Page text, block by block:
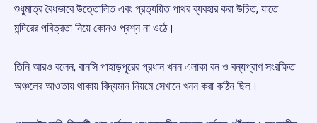
শুধুমাত্র বৈধভাবে উত্তোলিত এবং প্রত্যয়িত পাথর ব্যবহার করা উচিত, যাতে
মন্দিরের পবিত্রতা নিয়ে কোনও প্রশ্ন না ওঠে।
তিনি আরও বলেন, বানসি পাহাড়পুরের প্রধান খনন এলাকা বন ও বন্যপ্রাণ সংরক্ষিত
অঞ্চলের আওতায় থাকায় বিদ্যমান নিয়মে সেখানে খনন করা কঠিন ছিল।